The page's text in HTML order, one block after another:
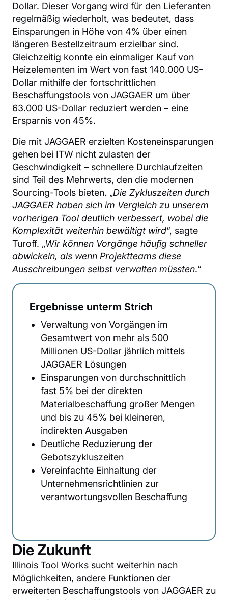
Dollar. Dieser Vorgang wird für den Lieferanten
regelmäßig wiederholt, was bedeutet, dass
Einsparungen in Höhe von 4% über einen
längeren Bestellzeitraum erzielbar sind.
Gleichzeitig konnte ein einmaliger Kauf von
Heizelementen im Wert von fast 140.000 US-
Dollar mithilfe der fortschrittlichen
Beschaffungstools von JAGGAER um über
63.000 US-Dollar reduziert werden – eine
Ersparnis von 45%.
Die mit JAGGAER erzielten Kosteneinsparungen
gehen bei ITW nicht zulasten der
Geschwindigkeit – schnellere Durchlaufzeiten
sind Teil des Mehrwerts, den die modernen
Sourcing-Tools bieten. „Die Zykluszeiten durch
JAGGAER haben sich im Vergleich zu unserem
vorherigen Tool deutlich verbessert, wobei die
Komplexität weiterhin bewältigt wird“, sagte
Turoff. „Wir können Vorgänge häufig schneller
abwickeln, als wenn Projektteams diese
Ausschreibungen selbst verwalten müssten.“
Ergebnisse unterm Strich
Verwaltung von Vorgängen im
Gesamtwert von mehr als 500
Millionen US-Dollar jährlich mittels
JAGGAER Lösungen
Einsparungen von durchschnittlich
fast 5% bei der direkten
Materialbeschaffung großer Mengen
und bis zu 45% bei kleineren,
indirekten Ausgaben
Deutliche Reduzierung der
Gebotszykluszeiten
Vereinfachte Einhaltung der
Unternehmensrichtlinien zur
verantwortungsvollen Beschaffung
Die Zukunft
Illinois Tool Works sucht weiterhin nach
Möglichkeiten, andere Funktionen der
erweiterten Beschaffungstools von JAGGAER zu